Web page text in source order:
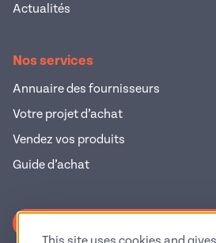
Actualités
Nos services
Annuaire des fournisseurs
Votre projet d’achat
Vendez vos produits
Guide d’achat